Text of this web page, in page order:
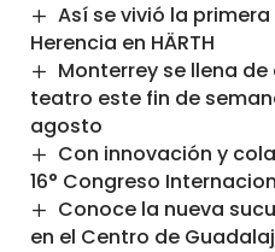
Así se vivió la
Herencia en HÄRTH
Monterrey se llena
teatro este fin de
agosto
Con innovación y
16° Congreso
Conoce la nueva
en el Centro de